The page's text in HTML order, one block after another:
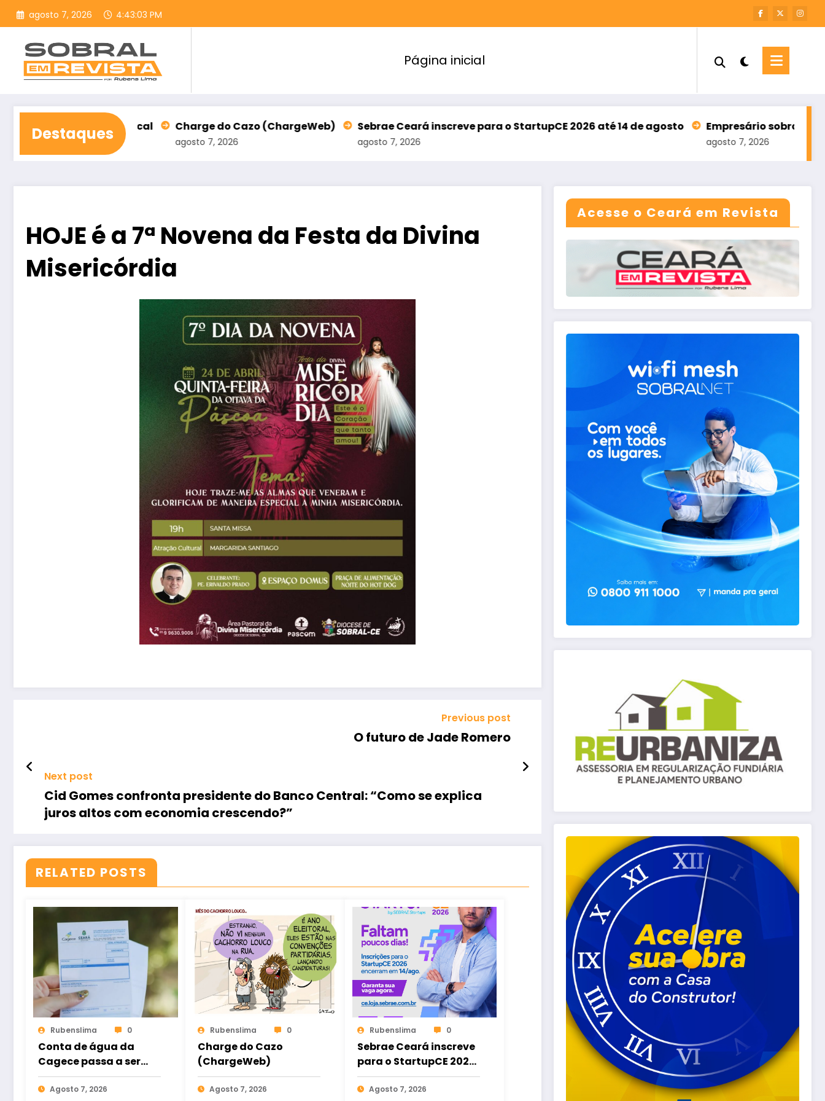
Pular
para
conteúdo
agosto 7, 2026 4:43:04 PM
Página inicial
Destaques
Nota Fiscal Charge do Cazo (ChargeWeb)
agosto 7, 2026
Sebrae Ceará inscreve para o StartupCE 2026 até 14 de agosto Empresário sobralense participa
HOJE é a 7ª Novena da Festa da Divina
Misericórdia
Previous post
O futuro de Jade Romero
Next post
Cid Gomes confronta presidente do Banco Central: “Como se explica
juros altos com economia crescendo?”
RELATED POSTS
Rubenslima 0
Conta de água da
Cagece passa a ser
emitida como Nota
Fiscal
Agosto 7, 2026
Rubenslima 0
Charge do Cazo
(ChargeWeb)
Agosto 7, 2026
Rubenslima 0
Sebrae Ceará inscreve
para o StartupCE 2026
até 14 de agosto
Agosto 7, 2026
Acesse o Ceará em Revista